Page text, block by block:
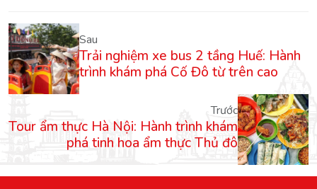
Sau
Trải nghiệm xe bus 2 tầng Huế: Hành
trình khám phá Cố Đô từ trên cao
Trước
Tour ẩm thực Hà Nội: Hành trình khám
phá tinh hoa ẩm thực Thủ đô